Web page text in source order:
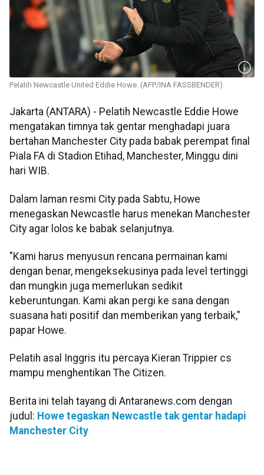
Pelatih Newcastle United Eddie Howe. (AFP/INA FASSBENDER)
Jakarta (ANTARA) - Pelatih Newcastle Eddie Howe
mengatakan timnya tak gentar menghadapi juara
bertahan Manchester City pada babak perempat final
Piala FA di Stadion Etihad, Manchester, Minggu dini
hari WIB.
Dalam laman resmi City pada Sabtu, Howe
menegaskan Newcastle harus menekan Manchester
City agar lolos ke babak selanjutnya.
"Kami harus menyusun rencana permainan kami
dengan benar, mengeksekusinya pada level tertinggi
dan mungkin juga memerlukan sedikit
keberuntungan. Kami akan pergi ke sana dengan
suasana hati positif dan memberikan yang terbaik,"
papar Howe.
Pelatih asal Inggris itu percaya Kieran Trippier cs
mampu menghentikan The Citizen.
Berita ini telah tayang di Antaranews.com dengan
judul: Howe tegaskan Newcastle tak gentar hadapi
Manchester City